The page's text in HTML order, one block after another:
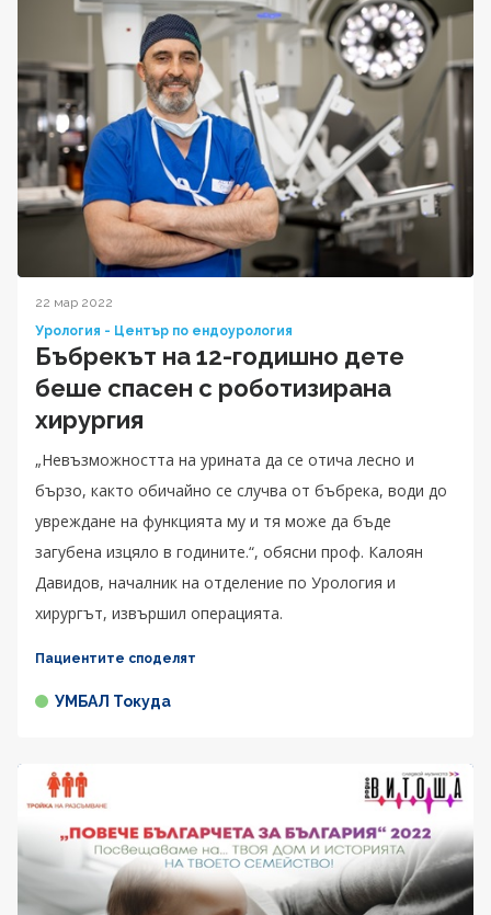
22 мар 2022
Урология - Център по ендоурология
Бъбрекът на 12-годишно дете
беше спасен с роботизирана
хирургия
„Невъзможността на урината да се отича лесно и
бързо, както обичайно се случва от бъбрека, води до
увреждане на функцията му и тя може да бъде
загубена изцяло в годините.“, обясни проф. Калоян
Давидов, началник на отделение по Урология и
хирургът, извършил операцията.
Пациентите споделят
УМБАЛ Токуда